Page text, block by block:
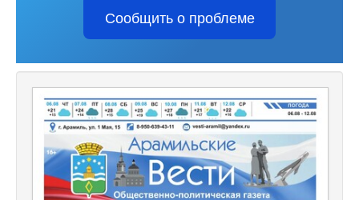
Сообщить о проблеме